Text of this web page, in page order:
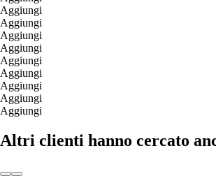
Aggiungi
Aggiungi
Aggiungi
Aggiungi
Aggiungi
Aggiungi
Aggiungi
Aggiungi
Aggiungi
Altri clienti hanno cercato